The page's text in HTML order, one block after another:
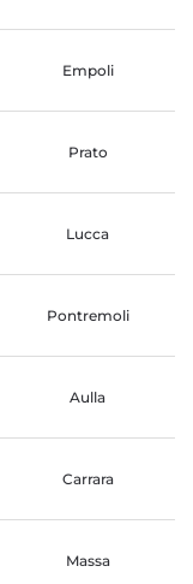
Empoli
Prato
Lucca
Pontremoli
Aulla
Carrara
Massa